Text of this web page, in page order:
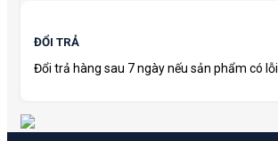
ĐỔI TRẢ
Đổi trả hàng sau 7 ngày nếu sản phẩm có lỗi